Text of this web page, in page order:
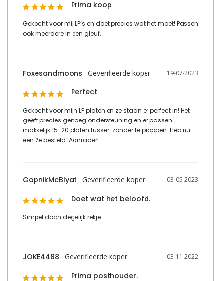
Prima koop
Gekocht voor mij LP’s en doet precies wat het moet! Passen
ook meerdere in een gleuf.
19-07-2023
Foxesandmoons
Perfect
Gekocht voor mijn LP platen en ze staan er perfect in! Het
geeft precies genoeg ondersteuning en er passen
makkelijk 15-20 platen tussen zonder te proppen. Heb nu
een 2e besteld. Aanrader!
03-05-2023
GopnikMcBlyat
Doet wat het beloofd.
Simpel doch degelijk rekje.
03-11-2022
JOKE4488
Prima posthouder.